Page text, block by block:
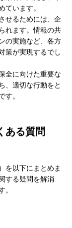
ています。
せるためには、企
れます。情報の共
の実施など、各方
策が実現するでし
全に向けた重要な
、適切な行動をと
す。
ある質問
を以下にまとめま
する疑問を解消
。